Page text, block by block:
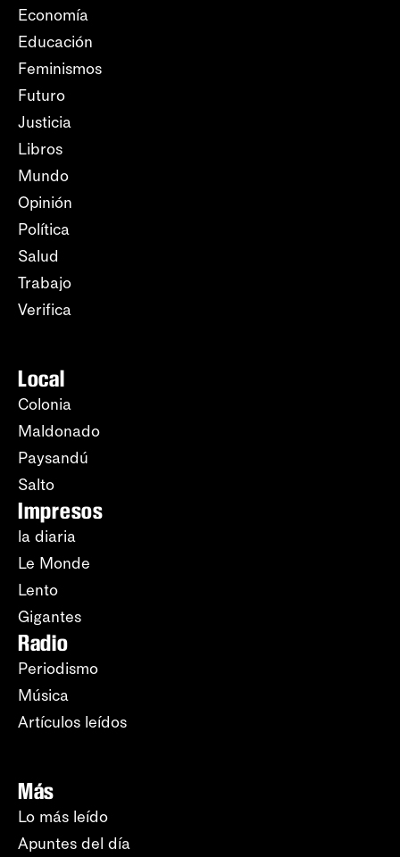
Economía
Educación
Feminismos
Futuro
Justicia
Libros
Mundo
Opinión
Política
Salud
Trabajo
Verifica
Local
Colonia
Maldonado
Paysandú
Salto
Impresos
la diaria
Le Monde
Lento
Gigantes
Radio
Periodismo
Música
Artículos leídos
Más
Lo más leído
Apuntes del día